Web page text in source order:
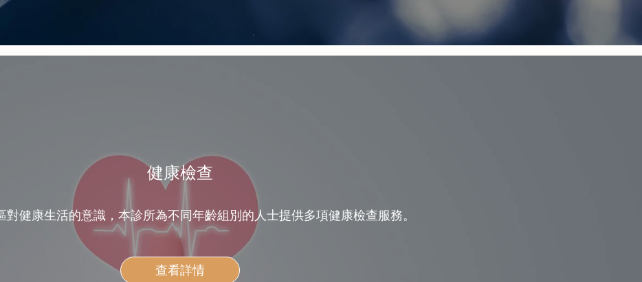
健康檢查
對健康生活的意識，本診所為不同年齡組別的人士提供多項健康檢查服務。
查看詳情